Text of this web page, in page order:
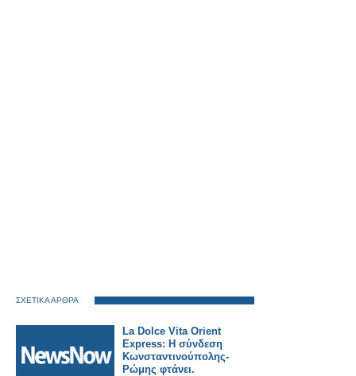
ΣΧΕΤΙΚΑ ΑΡΘΡΑ
La Dolce Vita Orient
Express: Η σύνδεση
Κωνσταντινούπολης-
Ρώμης φτάνει.